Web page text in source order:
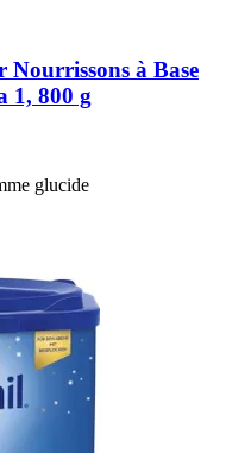
à Base
1, 800 g
glucide